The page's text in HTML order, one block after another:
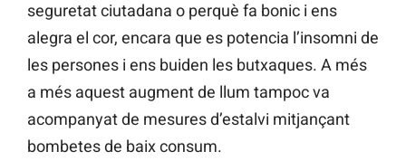
seguretat ciutadana o perquè fa bonic i ens
alegra el cor, encara que es potencia l’insomni de
les persones i ens buiden les butxaques. A més
a més aquest augment de llum tampoc va
acompanyat de mesures d’estalvi mitjançant
bombetes de baix consum.